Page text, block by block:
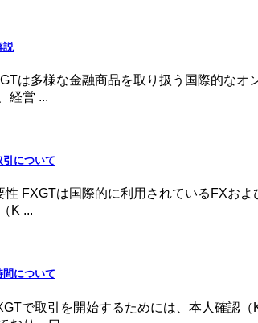
説
は多様な金融商品を取り扱う国際的な
経営 ...
引について
性 FXGTは国際的に利用されているFXお
K ...
間について
で取引を開始するためには、本人確認